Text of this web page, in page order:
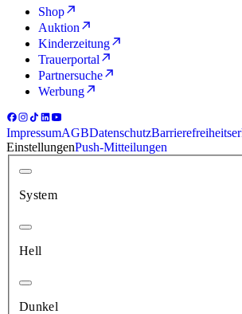
Shop
Auktion
Kinderzeitung
Trauerportal
Partnersuche
Werbung
ImpressumAGBDatenschutz
EinstellungenPush-Mitteilungen
System
Hell
Dunkel